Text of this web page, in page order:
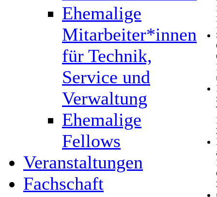
Ehemalige
Mitarbeiter*innen
für Technik,
Service und
Verwaltung
Ehemalige
Fellows
Veranstaltungen
Fachschaft